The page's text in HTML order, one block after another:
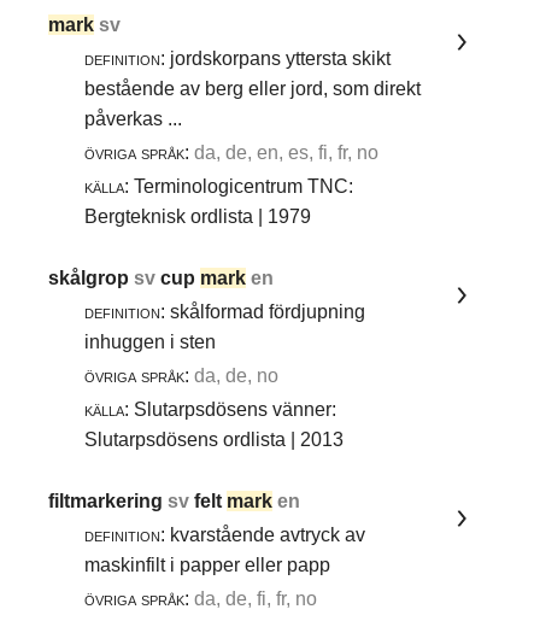
mark sv
definition: jordskorpans yttersta skikt
bestående av berg eller jord, som direkt
påverkas ...
övriga språk: da, de, en, es, fi, fr, no
källa: Terminologicentrum TNC:
Bergteknisk ordlista | 1979
skålgropsvcup mark en
definition: skålformad fördjupning
inhuggen i sten
övriga språk: da, de, no
källa: Slutarpsdösens vänner:
Slutarpsdösens ordlista | 2013
filtmarkeringsvfelt mark en
definition: kvarstående avtryck av
maskinfilt i papper eller papp
övriga språk: da, de, fi, fr, no